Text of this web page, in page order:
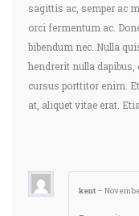
sagittis ac, semper ac
orci fermentum ac.
bibendum nec. Nulla
hendrerit nulla dapibus,
cursus porttitor enim.
at, aliquet vitae erat.
kent –